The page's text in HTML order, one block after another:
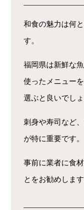
和食の魅力は何
す。
福岡県は新鮮な
使ったメニュー
選ぶと良いでしょ
刺身や寿司など
が特に重要です。
事前に業者に食
とをお勧めします